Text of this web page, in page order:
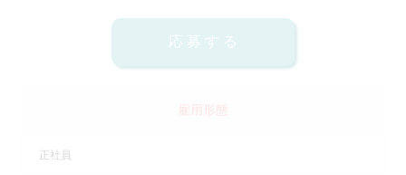
雇用形態
正社員